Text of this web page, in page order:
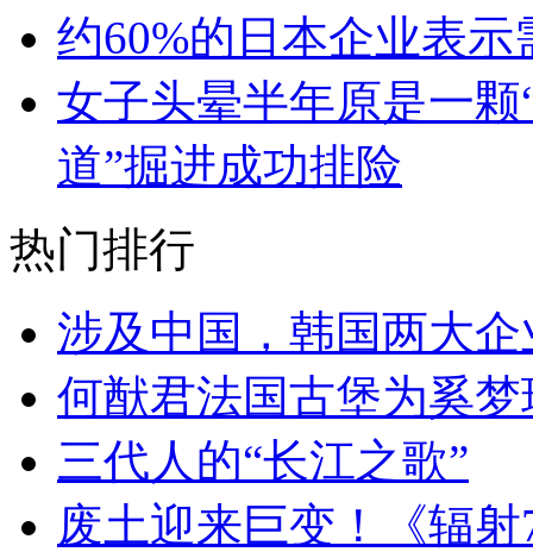
约60%的日本企业表
女子头晕半年原是一
道”掘进成功排险
热门排行
涉及中国，韩国两大
何猷君法国古堡为奚
三代人的“长江之歌”
废土迎来巨变！《辐